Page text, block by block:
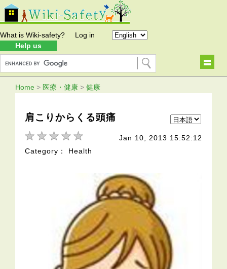
What is Wiki-safety?
Help us
Log in
Home > 医療・健康 > 健康
肩こりからくる頭痛
Jan 10, 2013 15:52:12
Category： Health